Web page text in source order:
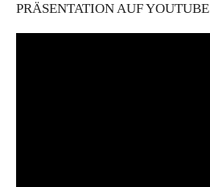
PRÄSENTATION AUF YOUTUBE